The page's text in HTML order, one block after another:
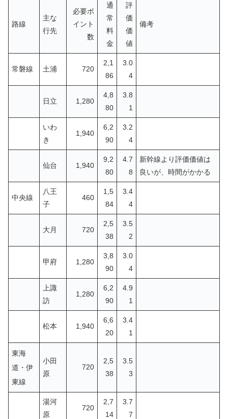
路線
主な
行先
必要ポ
イント
数
通
常
料
金
評
価
価
値
備考
常磐線 土浦 720
2,1
86
3.0
4
日立 1,280
4,8
80
3.8
1
いわ
き
1,940
6,2
90
3.2
4
仙台 1,940
9,2
80
4.7
8
新幹線より評価価値は
良いが、時間がかかる
中央線
八王
子
460
1,5
84
3.4
4
大月 720
2,5
38
3.5
2
甲府 1,280
3,8
90
3.0
4
上諏
訪
1,280
6,2
90
4.9
1
松本 1,940
6,6
20
3.4
1
東海
道・伊
東線
小田
原
720
2,5
38
3.5
3
湯河
原
720
2,7
14
3.7
7